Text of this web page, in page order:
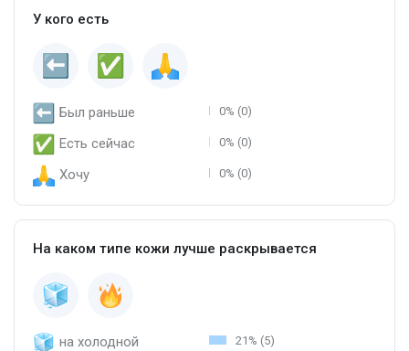
У кого есть
Был раньше 0% (0)
Есть сейчас 0% (0)
Хочу 0% (0)
На каком типе кожи лучше раскрывается
на холодной 21% (5)